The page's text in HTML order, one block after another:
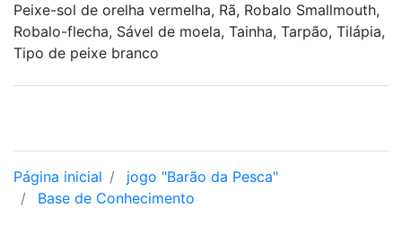
Peixe-sol de orelha vermelha, Rã, Robalo Smallmouth,
Robalo-flecha, Sável de moela, Tainha, Tarpão, Tilápia,
Tipo de peixe branco
Página inicial
jogo "Barão da Pesca"
Base de Conhecimento